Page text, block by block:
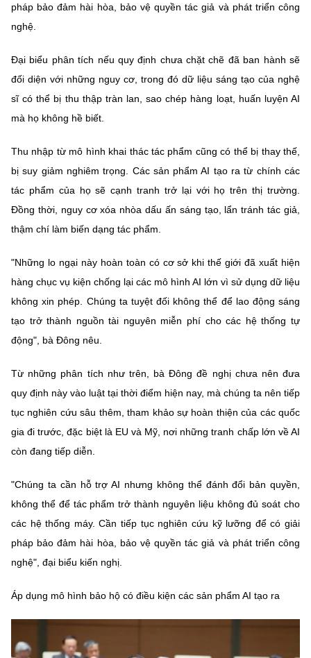
pháp bảo đảm hài hòa, bảo vệ quyền tác giả và phát triển công
nghệ.
Đại biểu phân tích nếu quy định chưa chặt chẽ đã ban hành sẽ
đối diện với những nguy cơ, trong đó dữ liệu sáng tạo của nghệ
sĩ có thể bị thu thập tràn lan, sao chép hàng loạt, huấn luyện AI
mà họ không hề biết.
Thu nhập từ mô hình khai thác tác phẩm cũng có thể bị thay thế,
bị suy giảm nghiêm trọng. Các sản phẩm AI tạo ra từ chính các
tác phẩm của họ sẽ cạnh tranh trở lại với họ trên thị trường.
Đồng thời, nguy cơ xóa nhòa dấu ấn sáng tạo, lẩn tránh tác giả,
thậm chí làm biến dạng tác phẩm.
"Những lo ngại này hoàn toàn có cơ sở khi thế giới đã xuất hiện
hàng chục vụ kiện chống lại các mô hình AI lớn vì sử dụng dữ liệu
không xin phép. Chúng ta tuyệt đối không thể để lao động sáng
tạo trở thành nguồn tài nguyên miễn phí cho các hệ thống tự
động", bà Đông nêu.
Từ những phân tích như trên, bà Đông đề nghị chưa nên đưa
quy định này vào luật tại thời điểm hiện nay, mà chúng ta nên tiếp
tục nghiên cứu sâu thêm, tham khảo sự hoàn thiện của các quốc
gia đi trước, đặc biệt là EU và Mỹ, nơi những tranh chấp lớn về AI
còn đang tiếp diễn.
"Chúng ta cần hỗ trợ AI nhưng không thể đánh đổi bản quyền,
không thể để tác phẩm trở thành nguyên liệu không đủ soát cho
các hệ thống máy. Cần tiếp tục nghiên cứu kỹ lưỡng để có giải
pháp bảo đảm hài hòa, bảo vệ quyền tác giả và phát triển công
nghệ", đại biểu kiến nghị.
Áp dụng mô hình bảo hộ có điều kiện các sản phẩm AI tạo ra